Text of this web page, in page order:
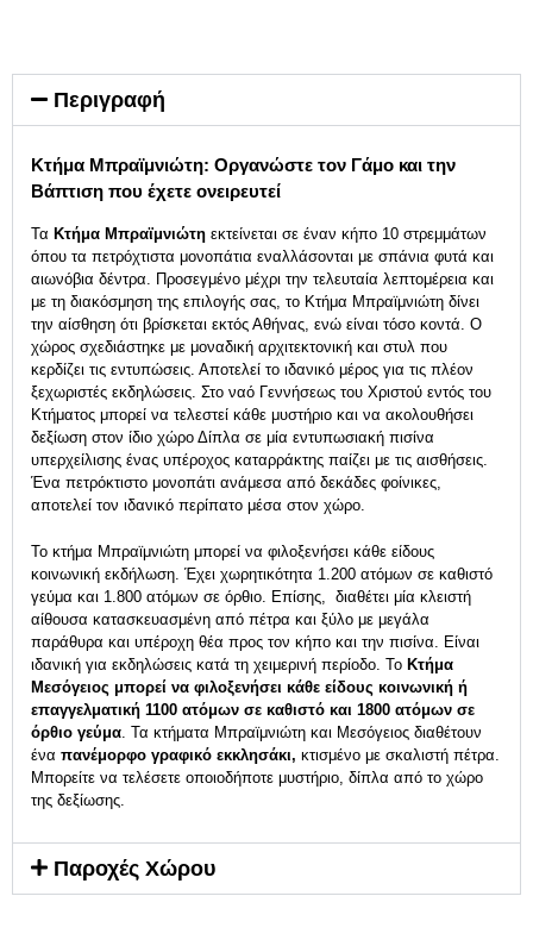
Περιγραφή
Κτήμα Μπραϊμνιώτη: Οργανώστε τον Γάμο και την
Βάπτιση που έχετε ονειρευτεί
Τα Κτήμα Μπραϊμνιώτη εκτείνεται σε έναν κήπο 10 στρεμμάτων
όπου τα πετρόχτιστα μονοπάτια εναλλάσονται με σπάνια φυτά και
αιωνόβια δέντρα. Προσεγμένο μέχρι την τελευταία λεπτομέρεια και
με τη διακόσμηση της επιλογής σας, το Κτήμα Μπραϊμνιώτη δίνει
την αίσθηση ότι βρίσκεται εκτός Αθήνας, ενώ είναι τόσο κοντά. Ο
χώρος σχεδιάστηκε με μοναδική αρχιτεκτονική και στυλ που
κερδίζει τις εντυπώσεις. Αποτελεί το ιδανικό μέρος για τις πλέον
ξεχωριστές εκδηλώσεις. Στο ναό Γεννήσεως του Χριστού εντός του
Κτήματος μπορεί να τελεστεί κάθε μυστήριο και να ακολουθήσει
δεξίωση στον ίδιο χώρο Δίπλα σε μία εντυπωσιακή πισίνα
υπερχείλισης ένας υπέροχος καταρράκτης παίζει με τις αισθήσεις.
Ένα πετρόκτιστο μονοπάτι ανάμεσα από δεκάδες φοίνικες,
αποτελεί τον ιδανικό περίπατο μέσα στον χώρο.
Το κτήμα Μπραϊμνιώτη μπορεί να φιλοξενήσει κάθε είδους
κοινωνική εκδήλωση. Έχει χωρητικότητα 1.200 ατόμων σε καθιστό
γεύμα και 1.800 ατόμων σε όρθιο. Επίσης, διαθέτει μία κλειστή
αίθουσα κατασκευασμένη από πέτρα και ξύλο με μεγάλα
παράθυρα και υπέροχη θέα προς τον κήπο και την πισίνα. Είναι
ιδανική για εκδηλώσεις κατά τη χειμερινή περίοδο. Το Kτήμα
Μεσόγειος μπορεί να φιλοξενήσει κάθε είδους κοινωνική ή
επαγγελματική 1100 ατόμων σε καθιστό και 1800 ατόμων σε
όρθιο γεύμα . Τα κτήματα Μπραϊμνιώτη και Μεσόγειος διαθέτουν
ένα πανέμορφο γραφικό εκκλησάκι, κτισμένο με σκαλιστή πέτρα.
Μπορείτε να τελέσετε οποιοδήποτε μυστήριο, δίπλα από το χώρο
της δεξίωσης.
Παροχές Χώρου